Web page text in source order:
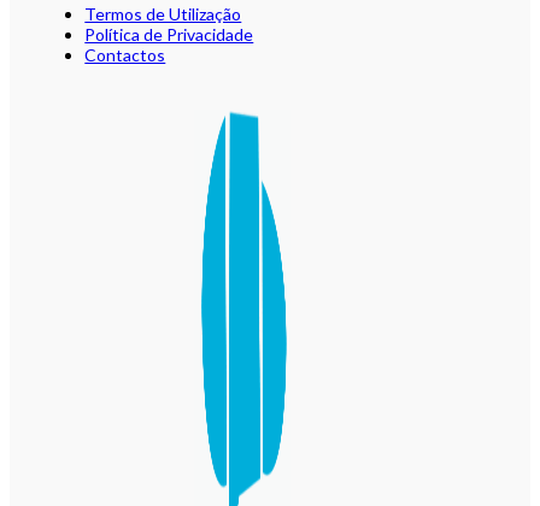
Termos de Utilização
Política de Privacidade
Contactos